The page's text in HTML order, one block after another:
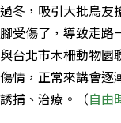
冬，吸引大批鳥友
受傷了，導致走路
台北市木柵動物園
情，正常來講會逐
捕、治療。（自由